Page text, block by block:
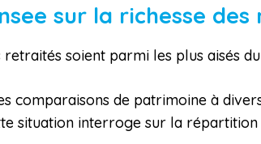
sur la richesse
soient parmi les plus aisés
comparaisons de patrimoine à
situation interroge sur la